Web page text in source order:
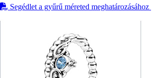
Segédlet a gyűrű méreted meghatározásához